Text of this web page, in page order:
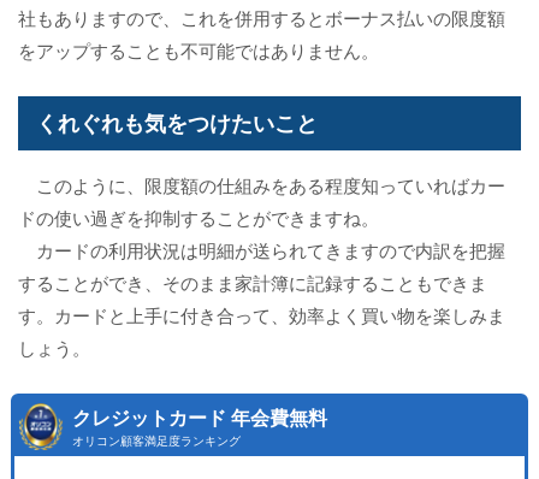
社もありますので、これを併用するとボーナス払いの限度額
をアップすることも不可能ではありません。
くれぐれも気をつけたいこと
このように、限度額の仕組みをある程度知っていればカー
ドの使い過ぎを抑制することができますね。
カードの利用状況は明細が送られてきますので内訳を把握
することができ、そのまま家計簿に記録することもできま
す。カードと上手に付き合って、効率よく買い物を楽しみま
しょう。
クレジットカード 年会費無料
オリコン顧客満足度ランキング